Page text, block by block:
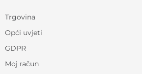
Trgovina
Opći uvjeti
GDPR
Moj račun